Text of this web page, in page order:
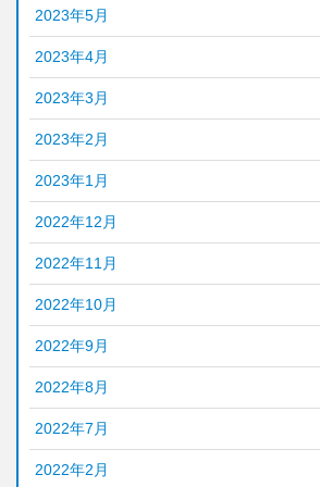
2023年5月
2023年4月
2023年3月
2023年2月
2023年1月
2022年12月
2022年11月
2022年10月
2022年9月
2022年8月
2022年7月
2022年2月